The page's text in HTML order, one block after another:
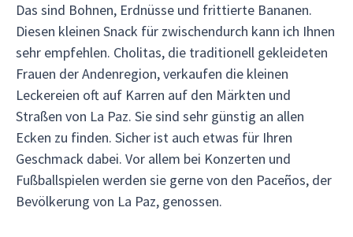
Das sind Bohnen, Erdnüsse und frittierte Bananen.
Diesen kleinen Snack für zwischendurch kann ich Ihnen
sehr empfehlen. Cholitas, die traditionell gekleideten
Frauen der Andenregion, verkaufen die kleinen
Leckereien oft auf Karren auf den Märkten und
Straßen von La Paz. Sie sind sehr günstig an allen
Ecken zu finden. Sicher ist auch etwas für Ihren
Geschmack dabei. Vor allem bei Konzerten und
Fußballspielen werden sie gerne von den Paceños, der
Bevölkerung von La Paz, genossen.